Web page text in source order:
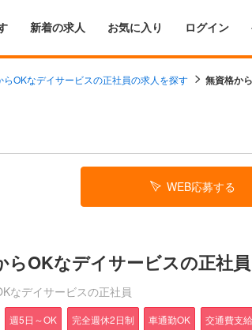
新着の求人 お気に入り ログイン
らOKなデイサービスの正社員の求人を探す 無資格か
WEB応募する
らOKなデイサービスの正社員
なデイサービスの正社員
週5日～OK 完全週休2日制 車通勤OK 交通費支給